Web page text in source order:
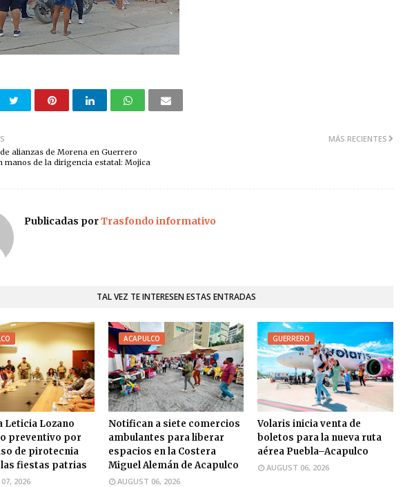
MÁS RECIENTES
alianzas de Morena en Guerrero
manos de la dirigencia estatal: Mojica
Publicadas porTrasfondo informativo
TAL VEZ TE INTERESEN ESTAS ENTRADAS
Leticia Lozano
preventivo por
de pirotecnia
fiestas patrias
2026
ACAPULCO
Notifican a siete comercios
ambulantes para liberar
espacios en la Costera
Miguel Alemán de Acapulco
AUGUST 06, 2026
GUERRERO
Volaris inicia venta de
boletos para la nueva ruta
aérea Puebla–Acapulco
AUGUST 06, 2026